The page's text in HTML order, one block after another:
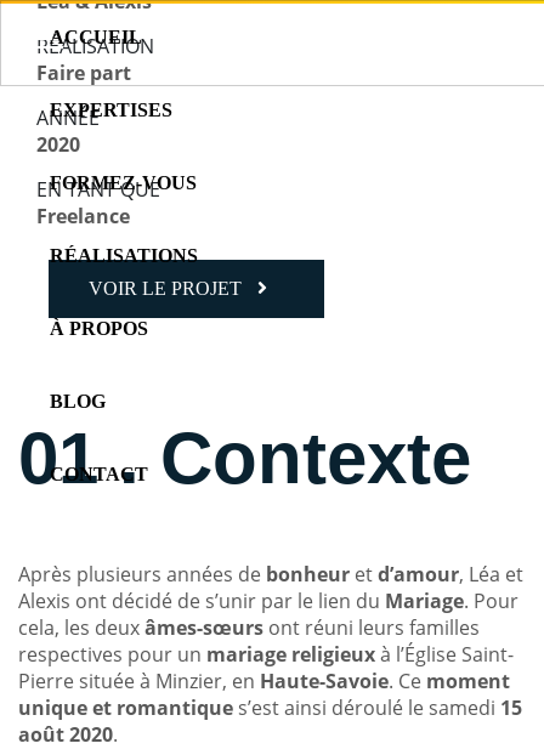
ACCUEIL
EXPERTISES
FORMEZ-VOUS
RÉALISATIONS
À PROPOS
BLOG
CONTACT
RÉALISATION
Faire part
ANNÉE
2020
EN TANT QUE
Freelance
VOIR LE PROJET
01 . Contexte
Après plusieurs années de bonheur etd’amour, Léa et
Alexis ont décidé de s’unir par le lien du Mariage. Pour
cela, les deuxâmes-sœurs ont réuni leurs familles
respectives pour un mariage religieuxà l’Église Saint-
Pierre située à Minzier, en Haute-Savoie. Ce moment
unique et romantique s’est ainsi déroulé le samedi 15
août 2020.